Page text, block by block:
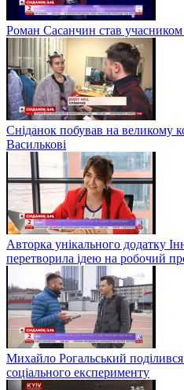
Роман Сасанчин став
Сніданок побував на великому
Василькові
Авторка унікального додатку
перетворила ідею на робочий
Михайло Рогальський
соціального експерименту